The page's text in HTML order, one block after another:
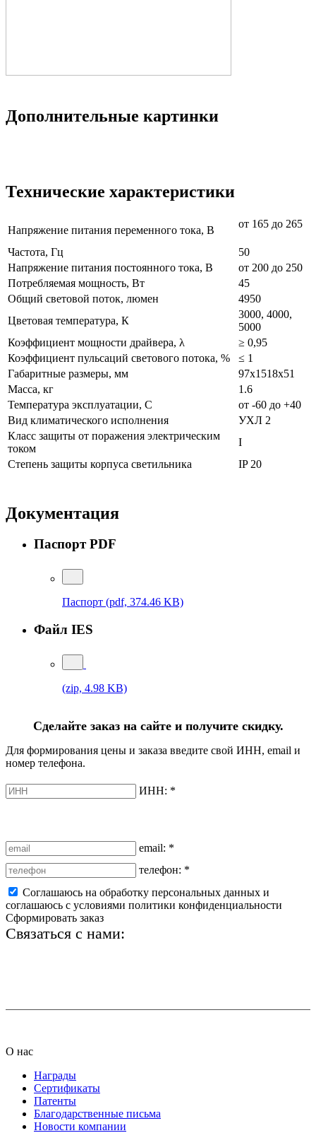
Дополнительные картинки
Технические характеристики
Напряжение питания переменного тока, В
от 165 до 265
Частота, Гц
50
Напряжение питания постоянного тока, В
от 200 до 250
Потребляемая мощность, Вт
45
Общий световой поток, люмен
4950
Цветовая температура, К
3000, 4000,
5000
Коэффициент мощности драйвера, λ
≥ 0,95
Коэффициент пульсаций светового потока, %
≤ 1
Габаритные размеры, мм
97х1518х51
Масса, кг
1.6
Температура эксплуатации, С
от -60 до +40
Вид климатического исполнения
УХЛ 2
Класс защиты от поражения электрическим
током
I
Степень защиты корпуса светильника
IP 20
Документация
Паспорт PDF
Паспорт (pdf, 374.46 KB)
Файл IES
(zip, 4.98 KB)
Сделайте заказ на сайте и получите скидку.
Для формирования цены и заказа введите свой ИНН, email и
номер телефона.
ИНН: *
email: *
телефон: *
Соглашаюсь на обработку персональных данных и
соглашаюсь с условиями политики конфиденциальности
Сформировать заказ
Связаться с нами:
О нас
Награды
Сертификаты
Патенты
Благодарственные письма
Новости компании